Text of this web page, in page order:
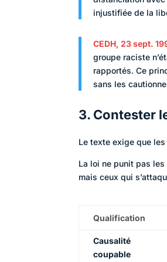
injustifiée de la
CEDH, 23 sept.
groupe raciste
rapportés. Ce
sans les
3. Contester
Le texte exige que
La loi ne punit pas
mais ceux qui
Qualification
Causalité
coupable